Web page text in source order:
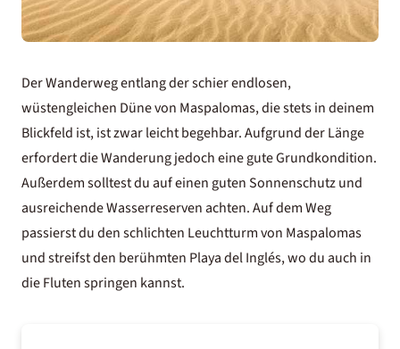
Der Wanderweg entlang der schier endlosen,
wüstengleichen Düne von Maspalomas, die stets in deinem
Blickfeld ist, ist zwar leicht begehbar. Aufgrund der Länge
erfordert die Wanderung jedoch eine gute Grundkondition.
Außerdem solltest du auf einen guten Sonnenschutz und
ausreichende Wasserreserven achten. Auf dem Weg
passierst du den schlichten Leuchtturm von Maspalomas
und streifst den berühmten Playa del Inglés, wo du auch in
die Fluten springen kannst.